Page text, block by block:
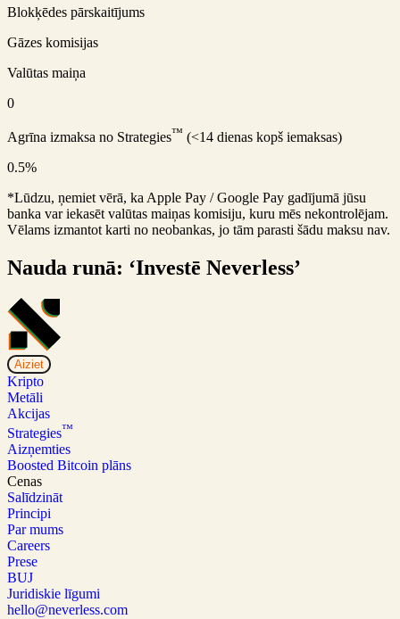
Blokķēdes pārskaitījums
Gāzes komisijas
Valūtas maiņa
0
Agrīna izmaksa no Strategies™ (<14 dienas kopš iemaksas)
0.5%
*Lūdzu, ņemiet vērā, ka Apple Pay / Google Pay gadījumā jūsu
banka var iekasēt valūtas maiņas komisiju, kuru mēs nekontrolējam.
Vēlams izmantot karti no neobankas, jo tām parasti šādu maksu nav.
Nauda runā: ‘Investē Neverless’
Aiziet
Kripto
Metāli
Akcijas
Strategies™
Aizņemties
Boosted Bitcoin plāns
Cenas
Salīdzināt
Principi
Par mums
Careers
Prese
BUJ
Juridiskie līgumi
hello@neverless.com